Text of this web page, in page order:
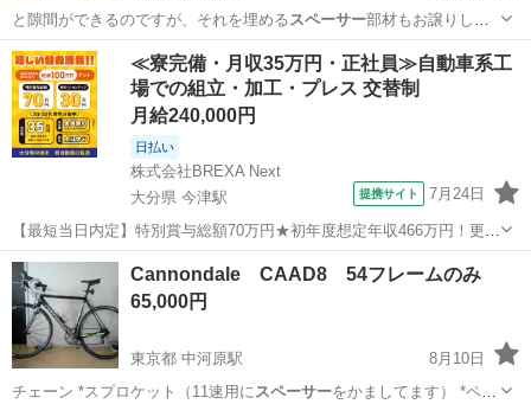
と隙間ができるのですが、それを埋めるスペーサー部材もお譲りしま
す。 ・コイン投入…
青森 青森市 新青森駅 その他
≪寮完備・月収35万円・正社員≫自動車系工
場での組立・加工・プレス 交替制
月給240,000円
日払い
株式会社BREXA Next
大分県 今津駅
提携サイト 7月24日
【最短当日内定】特別賞与総額70万円★初年度想定年収466万円！更新
インセンティブ30万円★無料の備品付き寮完備＆赴任旅費会社負担◎
業績賞与＆昇給あり！軽自動車の製造業務！ ダイハツ車の製造 大手自
動車メーカーである『ダイ...
大分 中津市
Cannondale CAAD8 54フレームのみ
65,000円
東京都 中河原駅
8月10日
チェーン *スプロケット（11速用に スペーサーをかましてます） *ペダ